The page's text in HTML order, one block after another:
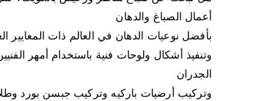
أعمال الصباغ والدهان
بأفضل نوعيات الدهان في العالم ذات المعايير
وتنفيذ أشكال ولوحات فنية باستخدام أمهر
الجدران
وتركيب أرضيات باركيه وتركيب جبسن بورد